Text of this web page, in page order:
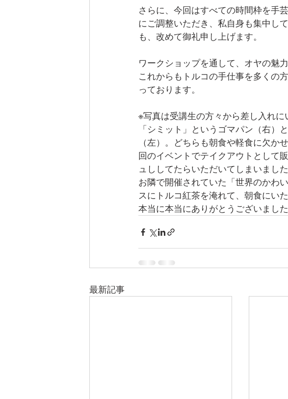
さらに、今回はすべての時間枠を手
にご調整いただき、私自身も集中し
も、改めて御礼申し上げます。
ワークショップを通して、オヤの魅
これからもトルコの手仕事を多くの
っております。
※写真は受講生の方々から差し入れに
「シミット」というゴマパン（右）
（左）。どちらも朝食や軽食に欠
回のイベントでテイクアウトとして
ュししてたらいただいてしまいまし
お隣で開催されていた「世界のかわ
スにトルコ紅茶を淹れて、朝食にい
本当に本当にありがとうございました
最新記事